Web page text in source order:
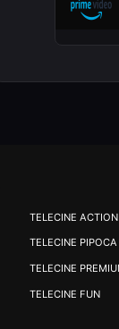
TELECINE ACTION
TELECINE PIPOCA
TELECINE
TELECINE FUN